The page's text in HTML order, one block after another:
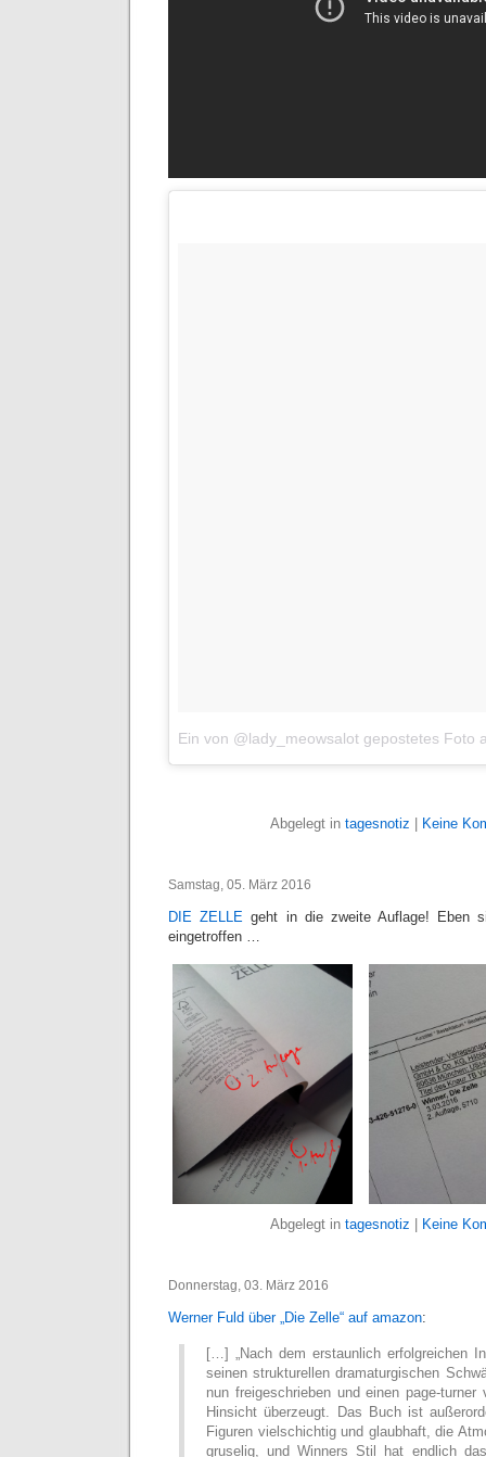
Ein von @lady_meowsalot gepostetes Foto
Abgelegt in tagesnotiz Keine
Samstag, 05. März 2016
DIE ZELLE geht in die zweite Auflage! Eben
eingetroffen …
Abgelegt in tagesnotiz Keine
Donnerstag, 03. März 2016
Werner Fuld über „Die Zelle“ auf amazon:
[…] „Nach dem erstaunlich erfolgreichen
seinen strukturellen dramaturgischen
nun freigeschrieben und einen page-turner
Hinsicht überzeugt. Das Buch ist
Figuren vielschichtig und glaubhaft, die
gruselig, und Winners Stil hat endlich